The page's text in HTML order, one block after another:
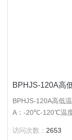
BPHJS-120A高
BPHJS-120A高低
A：-20℃-120℃温
缩机：*压缩机内胆
访问次数： 2653